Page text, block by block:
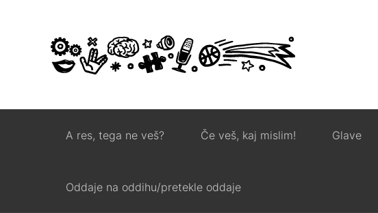
A res, tega ne veš? Če veš, kaj mislim! Glave
Oddaje na oddihu/pretekle oddaje